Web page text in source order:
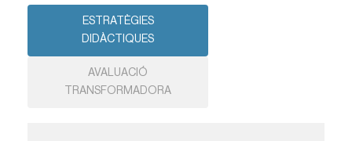
ESTRATÈGIES
DIDÀCTIQUES
AVALUACIÓ
TRANSFORMADORA